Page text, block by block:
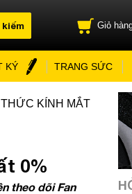
kiếm Giỏ
KÝ TRANG SỨC
KÍNH MẮT
0%
theo dõi Fan